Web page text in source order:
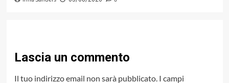
Lascia un commento
Il tuo indirizzo email non sarà pubblicato. I campi